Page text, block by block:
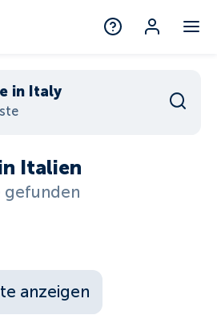
in Italy
Italien
gefunden
anzeigen